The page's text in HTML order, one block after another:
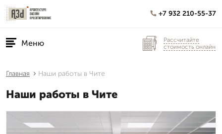
+7 932 210-55-37
Меню
Рассчитайте
стоимость онлайн
Главная Наши работы в Чите
Наши работы в Чите